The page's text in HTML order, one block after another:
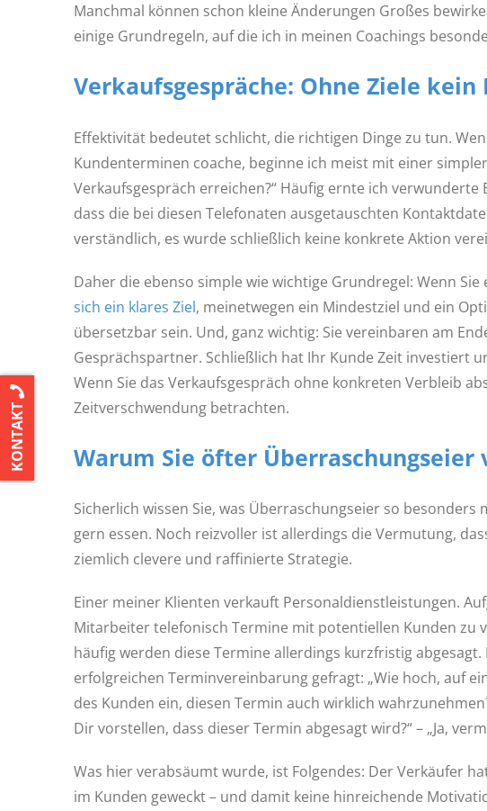
Manchmal können schon kleine Änderungen Großes
einige Grundregeln, auf die ich in meinen Coachings
Verkaufsgespräche: Ohne Ziele kein
Effektivität bedeutet schlicht, die richtigen Dinge zu tun.
Kundenterminen coache, beginne ich meist mit einer
Verkaufsgespräch erreichen?“ Häufig ernte ich verwunderte
dass die bei diesen Telefonaten ausgetauschten
verständlich, es wurde schließlich keine konkrete Aktion
Daher die ebenso simple wie wichtige Grundregel: Wenn
sich ein klares Ziel, meinetwegen ein Mindestziel und ein
übersetzbar sein. Und, ganz wichtig: Sie vereinbaren am
Gesprächspartner. Schließlich hat Ihr Kunde Zeit investiert
Wenn Sie das Verkaufsgespräch ohne konkreten Verbleib
Zeitverschwendung betrachten.
Warum Sie öfter
Sicherlich wissen Sie, was Überraschungseier so
gern essen. Noch reizvoller ist allerdings die Vermutung,
ziemlich clevere und raffinierte Strategie.
Einer meiner Klienten verkauft Personaldienstleistungen.
Mitarbeiter telefonisch Termine mit potentiellen Kunden zu
häufig werden diese Termine allerdings kurzfristig
erfolgreichen Terminvereinbarung gefragt: „Wie hoch, auf
des Kunden ein, diesen Termin auch wirklich
Dir vorstellen, dass dieser Termin abgesagt wird?“ – „Ja,
Was hier verabsäumt wurde, ist Folgendes: Der Verkäufer
im Kunden geweckt – und damit keine hinreichende
KONTAKT